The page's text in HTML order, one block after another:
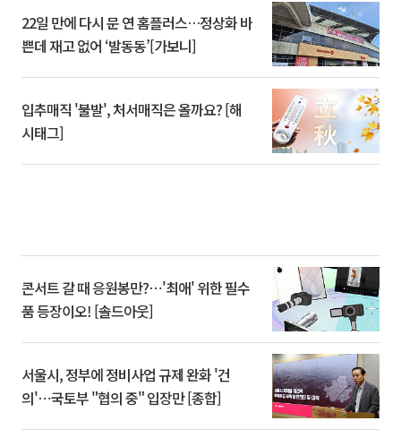
22일 만에 다시 문 연 홈플러스…정상화 바
쁜데 재고 없어 ‘발동동’[가보니]
입추매직 '불발', 처서매직은 올까요? [해
시태그]
콘서트 갈 때 응원봉만?⋯'최애' 위한 필수
품 등장이오! [솔드아웃]
서울시, 정부에 정비사업 규제 완화 '건
의'⋯국토부 "협의 중" 입장만 [종합]